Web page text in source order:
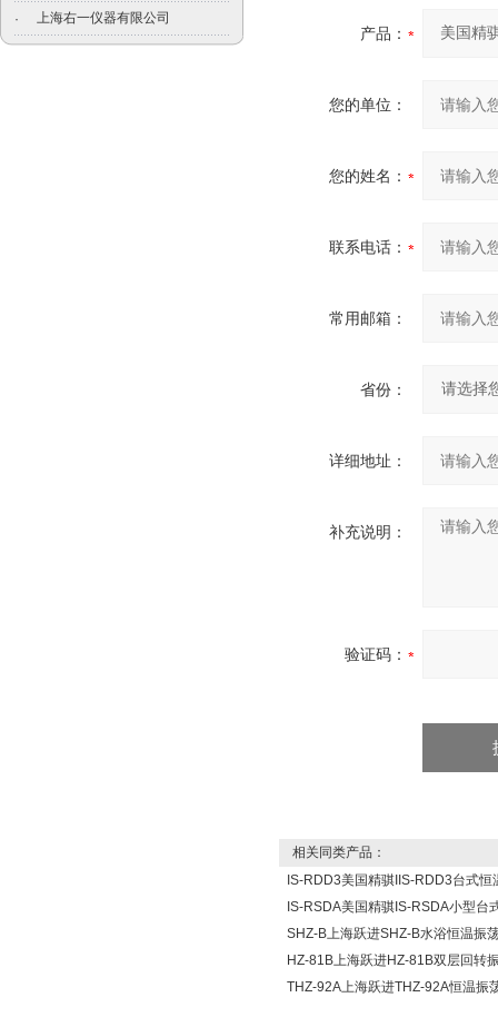
· 上海右一仪器有限公司
产品：
您的单位：
您的姓名：
联系电话：
常用邮箱：
省份：
详细地址：
补充说明：
验证码：
相关同类产品：
IS-RDD3美国精骐IIS-RDD3台式恒
IS-RSDA美国精骐IS-RSDA小型台
SHZ-B上海跃进SHZ-B水浴恒温振
HZ-81B上海跃进HZ-81B双层回转
THZ-92A上海跃进THZ-92A恒温振